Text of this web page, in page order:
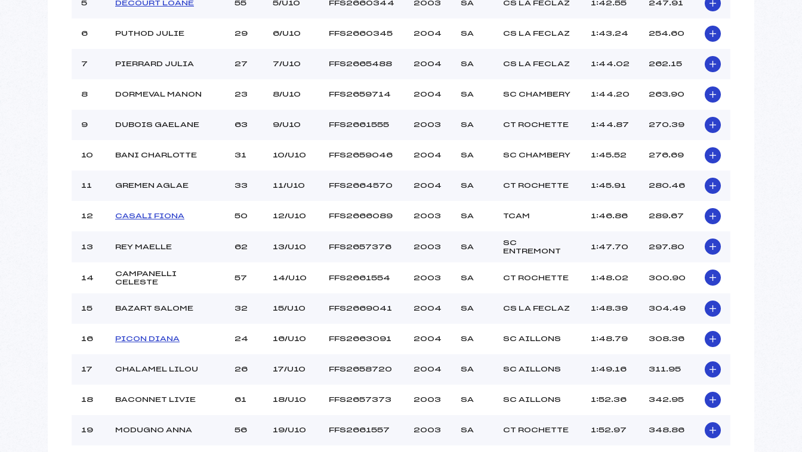
STRAGLIATI LEA (SA)
-6°C
Pénalité appliquée :
144.4500
5 DECOURT LOANE 55 5/U10 FFS2660344 2003 SA CS LA FECLAZ 1:42.55 247.91
6 PUTHOD JULIE 29 6/U10 FFS2660345 2004 SA CS LA FECLAZ 1:43.24 254.60
7 PIERRARD JULIA 27 7/U10 FFS2665488 2004 SA CS LA FECLAZ 1:44.02 262.15
8 DORMEVAL MANON 23 8/U10 FFS2659714 2004 SA SC CHAMBERY 1:44.20 263.90
9 DUBOIS GAELANE 63 9/U10 FFS2661555 2003 SA CT ROCHETTE 1:44.87 270.39
10 BANI CHARLOTTE 31 10/U10 FFS2659046 2004 SA SC CHAMBERY 1:45.52 276.69
11 GREMEN AGLAE 33 11/U10 FFS2664570 2004 SA CT ROCHETTE 1:45.91 280.46
12 CASALI FIONA 50 12/U10 FFS2666089 2003 SA TCAM 1:46.86 289.67
13 REY MAELLE 62 13/U10 FFS2657376 2003 SA
SC
ENTREMONT
1:47.70 297.80
14
CAMPANELLI
CELESTE
57 14/U10 FFS2661554 2003 SA CT ROCHETTE 1:48.02 300.90
15 BAZART SALOME 32 15/U10 FFS2669041 2004 SA CS LA FECLAZ 1:48.39 304.49
16 PICON DIANA 24 16/U10 FFS2663091 2004 SA SC AILLONS 1:48.79 308.36
17 CHALAMEL LILOU 26 17/U10 FFS2658720 2004 SA SC AILLONS 1:49.16 311.95
18 BACONNET LIVIE 61 18/U10 FFS2657373 2003 SA SC AILLONS 1:52.36 342.95
19 MODUGNO ANNA 56 19/U10 FFS2661557 2003 SA CT ROCHETTE 1:52.97 348.86